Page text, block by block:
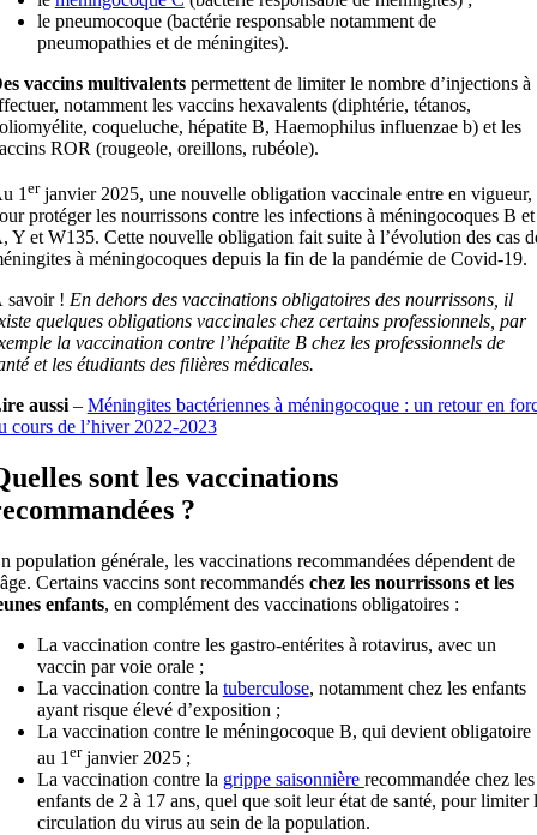
le pneumocoque (bactérie responsable notamment de
pneumopathies et de méningites).
vaccins multivalentspermettent de limiter le nombre d’injections à
notamment les vaccins hexavalents (diphtérie, tétanos,
coqueluche, hépatite B, Haemophilus influenzae b) et les
ROR (rougeole, oreillons, rubéole).
1 erjanvier 2025, une nouvelle obligation vaccinale entre en vigueur,
protéger les nourrissons contre les infections à méningocoques B et
Y et W135. Cette nouvelle obligation fait suite à l’évolution des cas
à méningocoques depuis la fin de la pandémie de Covid-19.
savoir ! En dehors des vaccinations obligatoires des nourrissons, il
quelques obligations vaccinales chez certains professionnels, par
la vaccination contre l’hépatite B chez les professionnels de
et les étudiants des filières médicales.
aussi– Méningites bactériennes à méningocoque : un retour en
cours de l’hiver 2022-2023
sont les vaccinations
?
population générale, les vaccinations recommandées dépendent de
Certains vaccins sont recommandés chez les nourrissons et les
enfants, en complément des vaccinations obligatoires :
La vaccination contre les gastro-entérites à rotavirus, avec un
vaccin par voie orale ;
La vaccination contre la tuberculose, notamment chez les enfants
ayant risque élevé d’exposition ;
La vaccination contre le méningocoque B, qui devient obligatoire
au 1 erjanvier 2025 ;
La vaccination contre la grippe saisonnière recommandée chez les
enfants de 2 à 17 ans, quel que soit leur état de santé, pour limiter
circulation du virus au sein de la population.